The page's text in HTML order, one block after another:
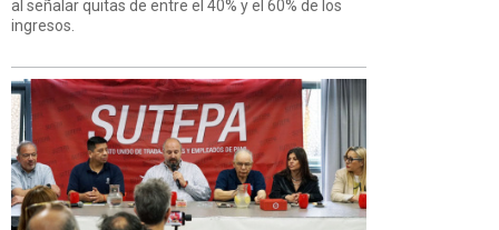
al señalar quitas de entre el 40% y el 60% de los
ingresos.